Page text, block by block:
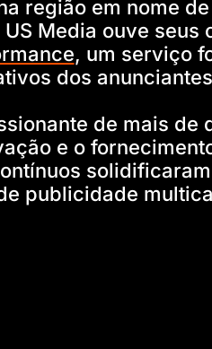
região em nome
Media ouve
, um serviço
dos
de mais de
e o
publicidade